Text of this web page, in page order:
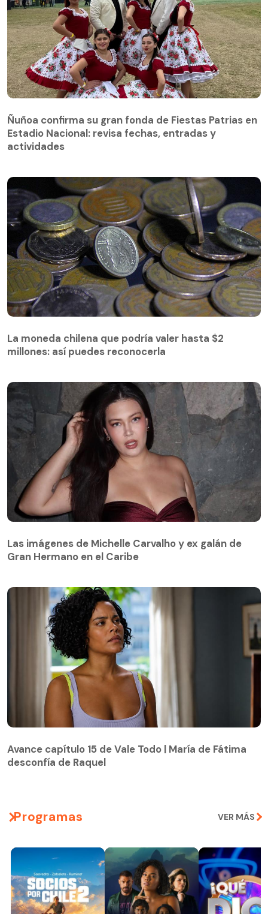
Ñuñoa confirma su gran fonda de Fiestas Patrias en
Estadio Nacional: revisa fechas, entradas y
actividades
La moneda chilena que podría valer hasta $2
millones: así puedes reconocerla
Las imágenes de Michelle Carvalho y ex galán de
Gran Hermano en el Caribe
desconfía de Raquel
Avance capítulo 15 de Vale Todo | María de Fátima
desconfía de Raquel
Programas VER MÁS